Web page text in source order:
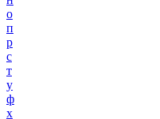
о
п
р
с
т
у
ф
х